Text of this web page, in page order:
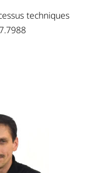
techniques